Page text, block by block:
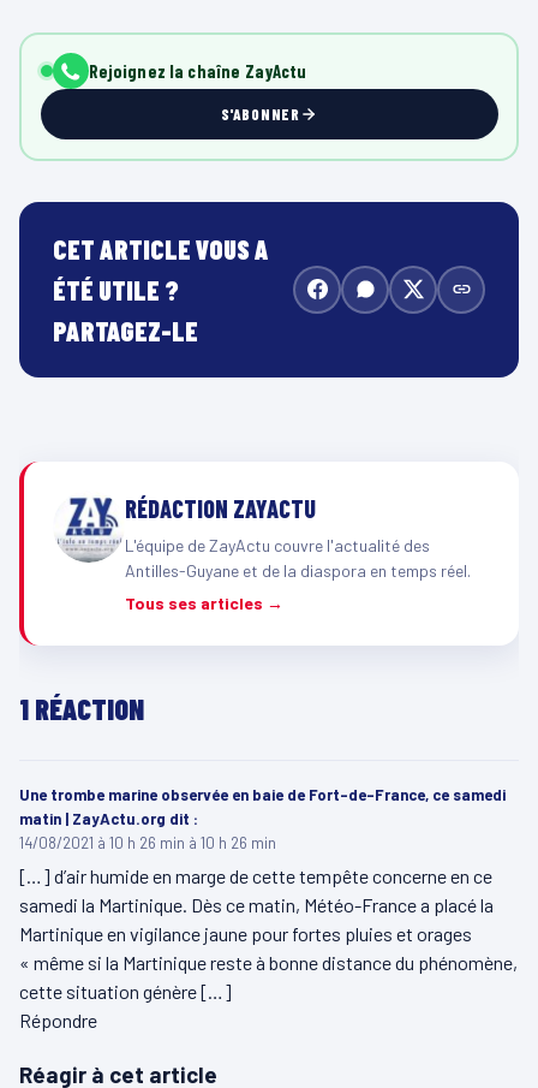
Rejoignez la chaîne ZayActu
S'ABONNER
CET ARTICLE VOUS A
ÉTÉ UTILE ?
PARTAGEZ-LE
RÉDACTION ZAYACTU
L'équipe de ZayActu couvre l'actualité des
Antilles-Guyane et de la diaspora en temps réel.
Tous ses articles →
1 RÉACTION
Une trombe marine observée en baie de Fort-de-France, ce samedi
matin | ZayActu.org dit :
14/08/2021 à 10 h 26 min à 10 h 26 min
[…] d’air humide en marge de cette tempête concerne en ce
samedi la Martinique. Dès ce matin, Météo-France a placé la
Martinique en vigilance jaune pour fortes pluies et orages
« même si la Martinique reste à bonne distance du phénomène,
cette situation génère […]
Répondre
Réagir à cet article